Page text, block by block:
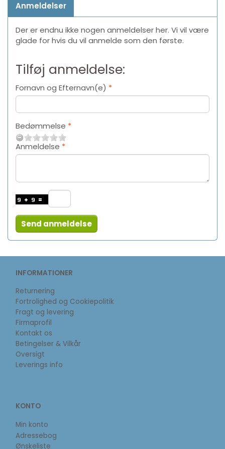
Anmeldelser
Der er endnu ikke nogen anmeldelser her. Vi vil være
glade for hvis du vil anmelde som den første.
Tilføj anmeldelse:
Fornavn og Efternavn(e)
Bedømmelse
Anmeldelse
Send anmeldelse
INFORMATIONER
Returnering
Fortrolighed og Cookiepolitik
Fragt og levering
Firmaprofil
Kontakt os
Betingelser & Vilkår
Oversigt
Leverings info
KONTO
Min konto
Adressebog
Ønskeliste